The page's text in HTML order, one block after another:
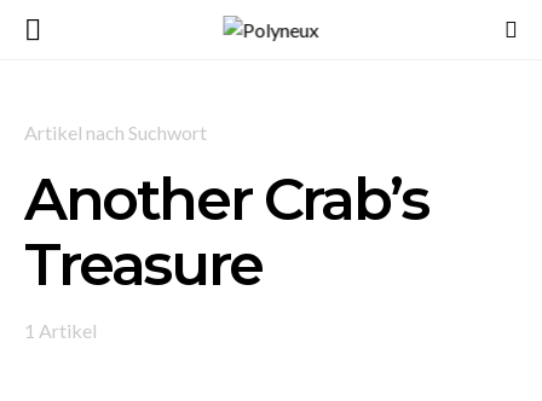
Artikel nach Suchwort
Another Crab’s
Treasure
1 Artikel